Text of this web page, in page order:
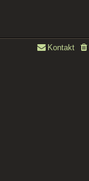
Kontakt